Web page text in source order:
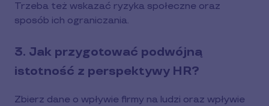
Trzeba też wskazać ryzyka społeczne oraz
sposób ich ograniczania.
3. Jak przygotować podwójną
istotność z perspektywy HR?
Zbierz dane o wpływie firmy na ludzi oraz wpływie